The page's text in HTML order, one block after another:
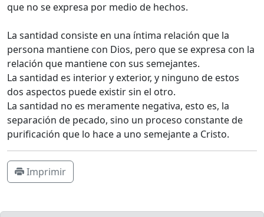
que no se expresa por medio de hechos.
La santidad consiste en una íntima relación que la
persona mantiene con Dios, pero que se expresa con la
relación que mantiene con sus semejantes.
La santidad es interior y exterior, y ninguno de estos
dos aspectos puede existir sin el otro.
La santidad no es meramente negativa, esto es, la
separación de pecado, sino un proceso constante de
purificación que lo hace a uno semejante a Cristo.
Imprimir